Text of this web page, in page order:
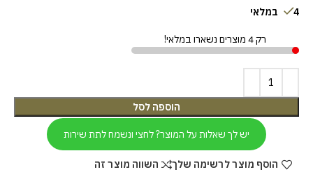
4 במלאי
רק 4 מוצרים נשארו במלאי!
הוספה לסל
יש לך שאלות על המוצר? לחצי ונשמח לתת שירות
הוסף מוצר לרשימה שלך השווה מוצר זה